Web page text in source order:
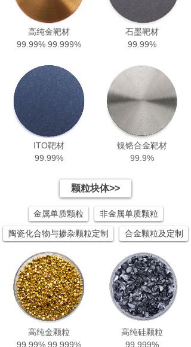
ITO靶材
99.99%
镍铬合金靶材
99.9%
高纯金靶材
99.99% 99.999%
石墨靶材
99.99%
颗粒块体>>
陶瓷化合物与掺杂颗粒定制
高纯硅颗粒
99.999%
高纯金颗粒
99.99% 99.999%
合金颗粒及定制
金属单质颗粒 非金属单质颗粒